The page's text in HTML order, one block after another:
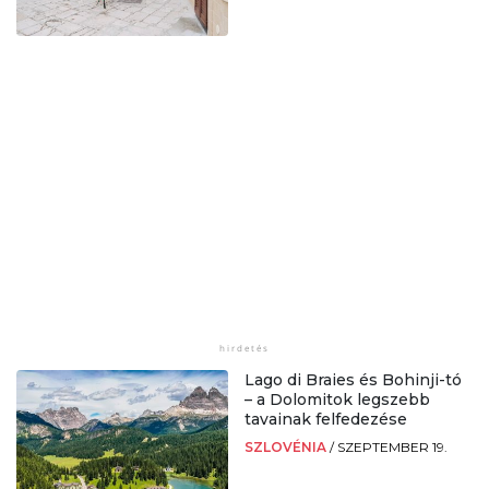
Lago di Braies és Bohinji-tó
– a Dolomitok legszebb
tavainak felfedezése
SZLOVÉNIA / SZEPTEMBER 19.